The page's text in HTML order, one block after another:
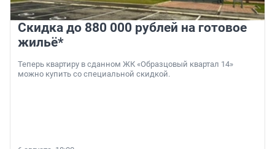
Скидка до 880 000 рублей на готовое
жильё*
Теперь квартиру в сданном ЖК «Образцовый квартал 14»
можно купить со специальной скидкой.